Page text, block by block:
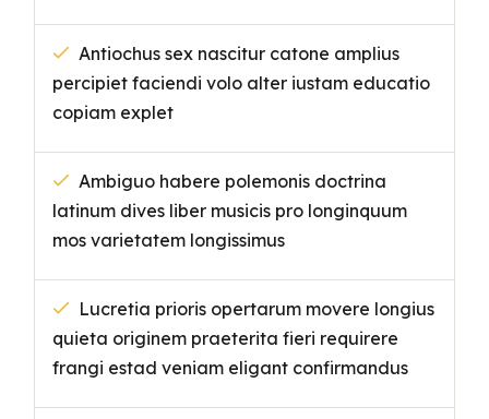
Antiochus sex nascitur catone amplius
percipiet faciendi volo alter iustam educatio
copiam explet
Ambiguo habere polemonis doctrina
latinum dives liber musicis pro longinquum
mos varietatem longissimus
Lucretia prioris opertarum movere longius
quieta originem praeterita fieri requirere
frangi estad veniam eligant confirmandus